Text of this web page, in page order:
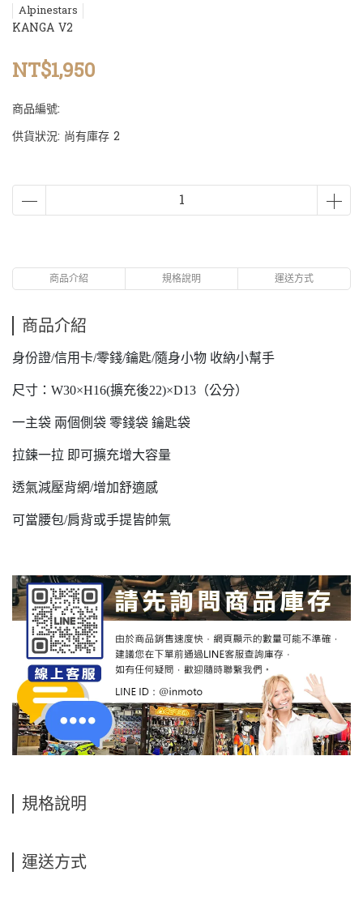
Alpinestars
KANGA V2
NT$1,950
商品編號:
供貨狀況: 尚有庫存 2
商品介紹 規格說明 運送方式
商品介紹
身份證/信用卡/零錢/鑰匙/隨身小物 收納小幫手
尺寸：W30×H16(擴充後22)×D13（公分）
一主袋 兩個側袋 零錢袋 鑰匙袋
拉鍊一拉 即可擴充增大容量
透氣減壓背網/增加舒適感
可當腰包/肩背或手提皆帥氣
規格說明
運送方式